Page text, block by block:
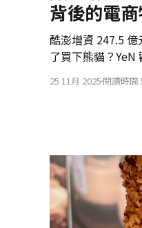
背後的電
酷澎增資 247.5
了買下熊貓？YeN
的「投名狀」，
機車運能以實現「
25 11月 2025 閱讀時間